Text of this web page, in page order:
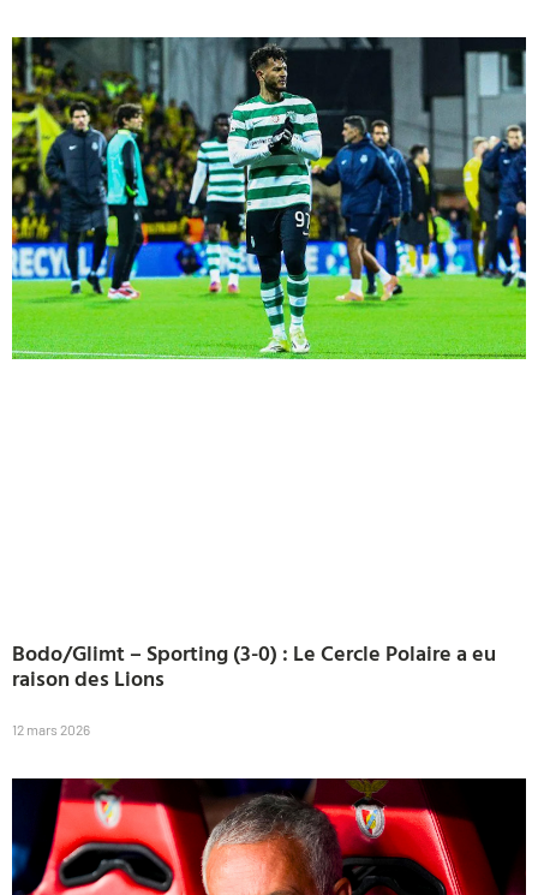
Bodo/Glimt – Sporting (3-0) : Le Cercle Polaire a eu
raison des Lions
12 mars 2026